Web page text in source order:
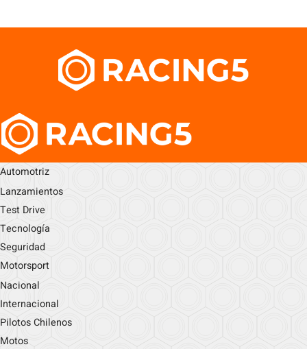
Automotriz
Lanzamientos
Test Drive
Tecnología
Seguridad
Motorsport
Nacional
Internacional
Pilotos Chilenos
Motos